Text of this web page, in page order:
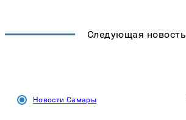
Следующая новость
Новости Самары